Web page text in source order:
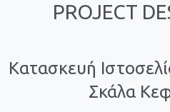
PROJECT
Κατασκευή
Σκάλα